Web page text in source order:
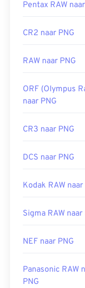
Eerste release:
LifeWire-artikel
Wiki-artikel over
Gerelateerde
afbeeldingen te
Pentax RAW
CR2 naar PNG
RAW naar PNG
ORF (Olympus
naar PNG
CR3 naar PNG
DCS naar PNG
Kodak RAW naar
Sigma RAW naar
NEF naar PNG
Panasonic RAW
PNG